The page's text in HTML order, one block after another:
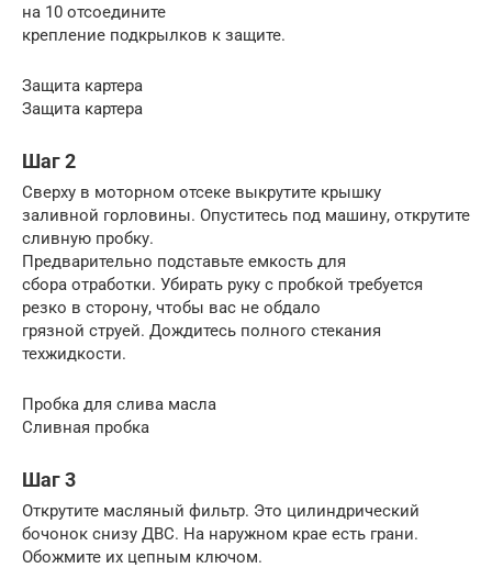
на 10 отсоедините
крепление подкрылков к защите.
Защита картера
Защита картера
Шаг 2
Сверху в моторном отсеке выкрутите крышку
заливной горловины. Опуститесь под машину, открутите
сливную пробку.
Предварительно подставьте емкость для
сбора отработки. Убирать руку с пробкой требуется
резко в сторону, чтобы вас не обдало
грязной струей. Дождитесь полного стекания
техжидкости.
Пробка для слива масла
Сливная пробка
Шаг 3
Открутите масляный фильтр. Это цилиндрический
бочонок снизу ДВС. На наружном крае есть грани.
Обожмите их цепным ключом.